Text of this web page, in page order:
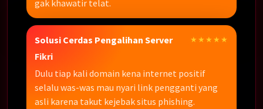
gak khawatir telat.
Solusi Cerdas Pengalihan Server ★★★★★
Fikri
Dulu tiap kali domain kena internet positif
selalu was-was mau nyari link pengganti yang
asli karena takut kejebak situs phishing.